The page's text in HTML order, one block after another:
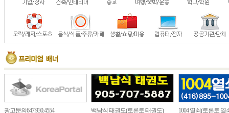
광고문의647.930.4554 백남식 태권도(토론토 태권도) 1004 열쇠(토론토 열